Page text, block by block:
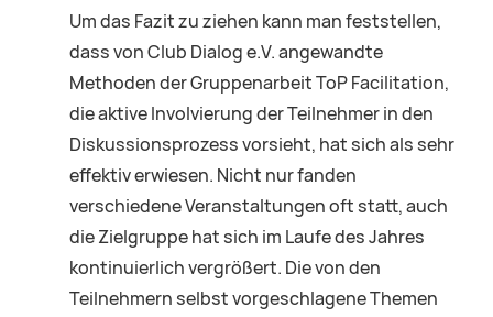
Um das Fazit zu ziehen kann man feststellen,
dass von Club Dialog e.V. angewandte
Methoden der Gruppenarbeit ToP Facilitation,
die aktive Involvierung der Teilnehmer in den
Diskussionsprozess vorsieht, hat sich als sehr
effektiv erwiesen. Nicht nur fanden
verschiedene Veranstaltungen oft statt, auch
die Zielgruppe hat sich im Laufe des Jahres
kontinuierlich vergrößert. Die von den
Teilnehmern selbst vorgeschlagene Themen